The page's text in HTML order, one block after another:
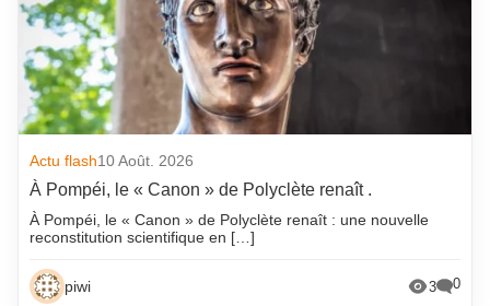
Actu flash10 Août. 2026
À Pompéi, le « Canon » de Polyclète renaît .
À Pompéi, le « Canon » de Polyclète renaît : une nouvelle
reconstitution scientifique en […]
piwi 3 0